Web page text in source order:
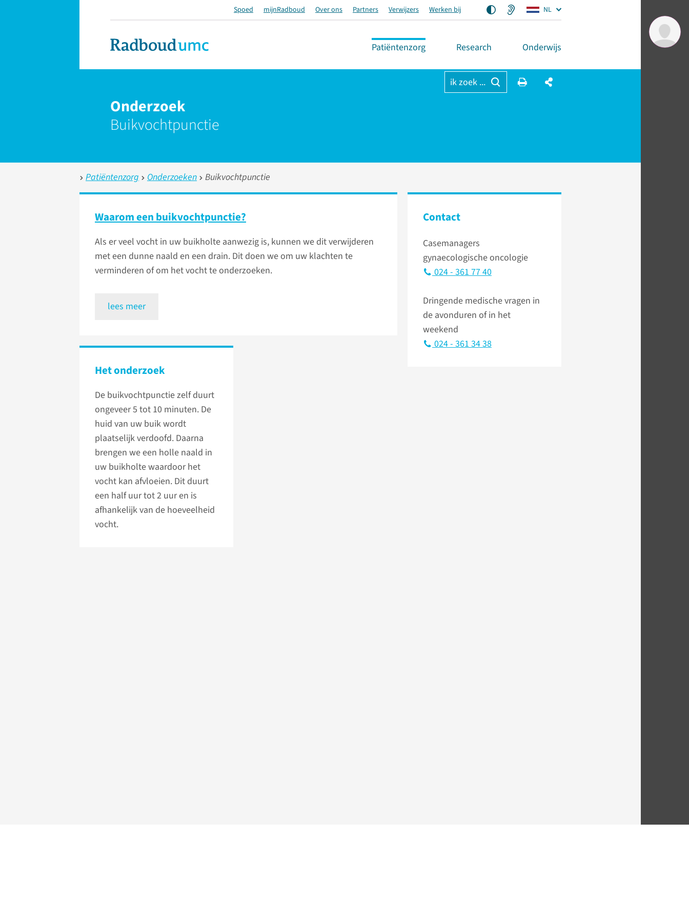
Spoed mijnRadboud Over ons Partners Verwijzers Werken bij NL
Patiëntenzorg Research Onderwijs
ik zoek ...
Onderzoek
Buikvochtpunctie
Patiëntenzorg Onderzoeken Buikvochtpunctie
Waarom een buikvochtpunctie?
Als er veel vocht in uw buikholte aanwezig is, kunnen we dit verwijderen
met een dunne naald en een drain. Dit doen we om uw klachten te
verminderen of om het vocht te onderzoeken.
lees meer
Contact
Casemanagers
gynaecologische oncologie
024 - 361 77 40
Dringende medische vragen in
de avonduren of in het
weekend
024 - 361 34 38
Het onderzoek
De buikvochtpunctie zelf duurt
ongeveer 5 tot 10 minuten. De
huid van uw buik wordt
plaatselijk verdoofd. Daarna
brengen we een holle naald in
uw buikholte waardoor het
vocht kan afvloeien. Dit duurt
een half uur tot 2 uur en is
afhankelijk van de hoeveelheid
vocht.